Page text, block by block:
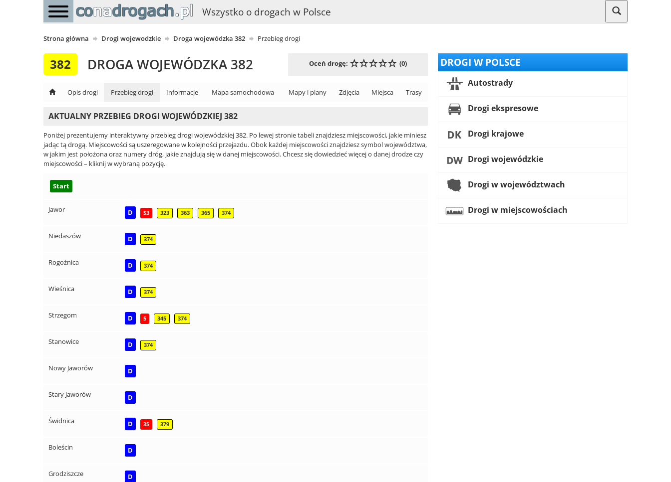
Wszystko o drogach w Polsce
Strona główna Drogi wojewodzkie Droga wojewódzka 382 Przebieg drogi
382 DROGA WOJEWÓDZKA 382 Oceń drogę: (0)
Opis drogi Przebieg drogi Informacje Mapa samochodowa Mapy i plany Zdjęcia Miejsca Trasy
AKTUALNY PRZEBIEG DROGI WOJEWÓDZKIEJ 382
Poniżej prezentujemy interaktywny przebieg drogi wojewódzkiej 382. Po lewej stronie tabeli znajdziesz miejscowości, jakie miniesz
jadąc tą drogą. Miejscowości są uszeregowane w kolejności przejazdu. Obok każdej miejscowości znajdziesz symbol województwa,
w jakim jest położona oraz numery dróg, jakie znajdują się w danej miejscowości. Chcesz się dowiedzieć więcej o danej drodze czy
miejscowości – kliknij w wybraną pozycję.
Start
Jawor D S3 323 363 365 374
Niedaszów D 374
Rogoźnica D 374
Wieśnica D 374
Strzegom D 5 345 374
Stanowice D 374
Nowy Jaworów D
Stary Jaworów D
Świdnica D 35 379
Boleścin D
Grodziszcze D
DROGI W POLSCE
Autostrady
Drogi ekspresowe
Drogi krajowe
Drogi wojewódzkie
Drogi w województwach
Drogi w miejscowościach